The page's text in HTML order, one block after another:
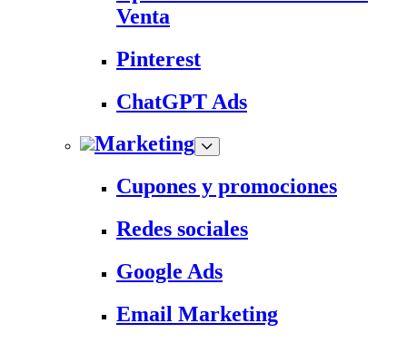
Venta
Pinterest
ChatGPT Ads
Marketing
Cupones y promociones
Redes sociales
Google Ads
Email Marketing